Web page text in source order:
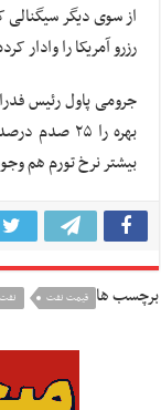
از سوی دیگر سیگنالی
رزرو آمریکا را وادار
جرومی پاول رئیس
بهره را ۲۵
بیشتر نرخ تورم هم
برچسب ها قیمت نفت نفت